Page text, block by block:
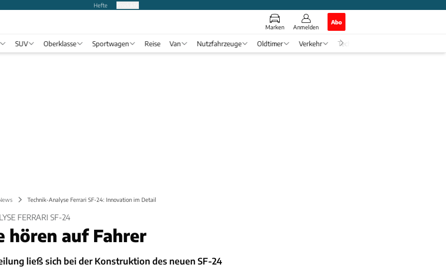
Hefte
Marken Anmelden
Abo
SUV Oberklasse Sportwagen Reise Van Nutzfahrzeuge Oldtimer Verkehr Tech & Zukunft
Technik-Analyse Ferrari SF-24: Innovation im Detail
FERRARI SF-24
hören auf Fahrer
ließ sich bei der Konstruktion des neuen SF-24